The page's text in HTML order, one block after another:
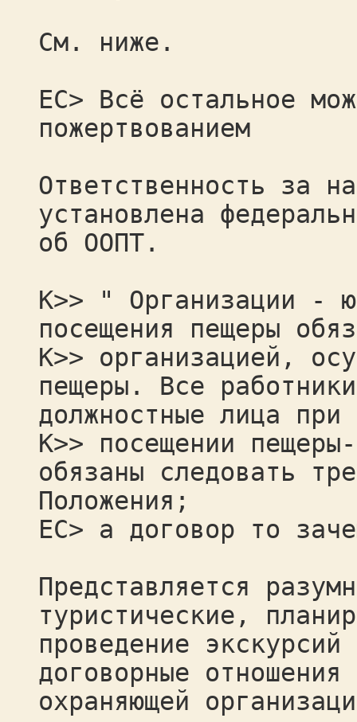
См. ниже.
ЕС> Всё остальное
пожертвованием
Ответственность за
установлена
об ООПТ.
К>> " Организации -
посещения пещеры
К>> организацией,
пещеры. Все
должностные лица при
К>> посещении
обязаны следовать
Положения;
ЕС> а договор то
Представляется
туристические,
проведение
договорные отношения
охраняющей